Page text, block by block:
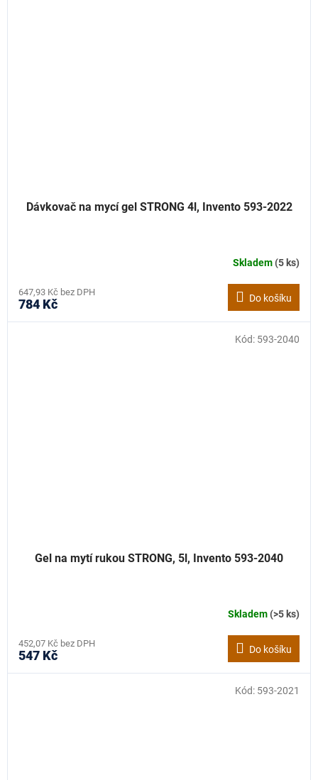
Dávkovač na mycí gel STRONG 4l, Invento 593-2022
Skladem(5 ks)
647,93 Kč bez DPH
784 Kč Do košíku
Gel na mytí rukou STRONG, 5l, Invento 593-2040
Skladem(>5 ks)
452,07 Kč bez DPH
547 Kč Do košíku
Kód: 593-2040
Kód: 593-2021